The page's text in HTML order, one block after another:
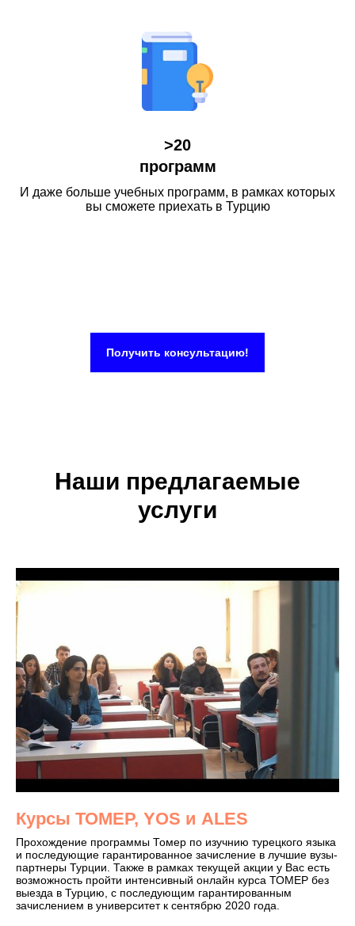
>20
программ
И даже больше учебных программ, в рамках которых
вы сможете приехать в Турцию
Получить консультацию!
Наши предлагаемые
услуги
Курсы ТОМЕР, YOS и ALES
Прохождение программы Томер по изучнию турецкого языка
и последующие гарантированное зачисление в лучшие вузы-
партнеры Турции. Также в рамках текущей акции у Вас есть
возможность пройти интенсивный онлайн курса ТОМЕР без
выезда в Турцию, с последующим гарантированным
зачислением в университет к сентябрю 2020 года.